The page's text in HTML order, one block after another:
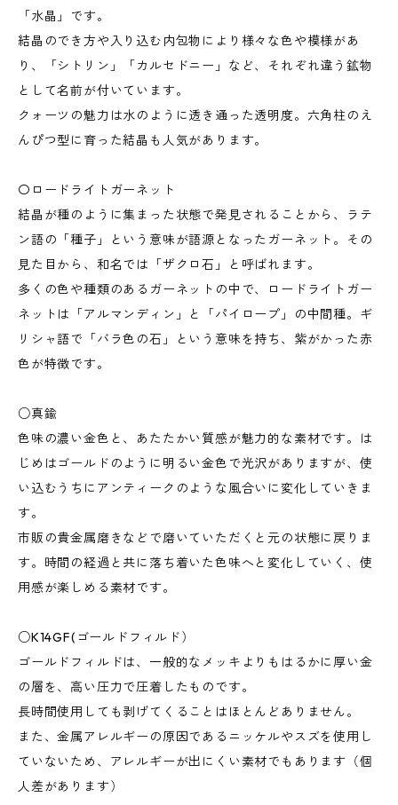
「水晶」です。
結晶のでき方や入り込む内包物により様々な色や模様があ
り、「シトリン」「カルセドニー」など、それぞれ違う鉱物
として名前が付いています。
クォーツの魅力は水のように透き通った透明度。六角柱のえ
んぴつ型に育った結晶も人気があります。
〇ロードライトガーネット
結晶が種のように集まった状態で発見されることから、ラテ
ン語の「種子」という意味が語源となったガーネット。その
見た目から、和名では「ザクロ石」と呼ばれます。
多くの色や種類のあるガーネットの中で、ロードライトガー
ネットは「アルマンディン」と「パイロープ」の中間種。ギ
リシャ語で「バラ色の石」という意味を持ち、紫がかった赤
色が特徴です。
○真鍮
色味の濃い金色と、あたたかい質感が魅力的な素材です。は
じめはゴールドのように明るい金色で光沢がありますが、使
い込むうちにアンティークのような風合いに変化していきま
す。
市販の貴金属磨きなどで磨いていただくと元の状態に戻りま
す。時間の経過と共に落ち着いた色味へと変化していく、使
用感が楽しめる素材です。
○K14GF(ゴールドフィルド）
ゴールドフィルドは、一般的なメッキよりもはるかに厚い金
の層を、高い圧力で圧着したものです。
長時間使用しても剥げてくることはほとんどありません。
また、金属アレルギーの原因であるニッケルやスズを使用し
ていないため、アレルギーが出にくい素材でもあります（個
人差があります）